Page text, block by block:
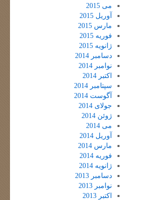
می 2015
آوریل 2015
مارس 2015
فوریه 2015
ژانویه 2015
دسامبر 2014
نوامبر 2014
اکتبر 2014
سپتامبر 2014
آگوست 2014
جولای 2014
ژوئن 2014
می 2014
آوریل 2014
مارس 2014
فوریه 2014
ژانویه 2014
دسامبر 2013
نوامبر 2013
اکتبر 2013